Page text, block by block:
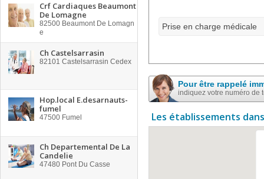
Crf Cardiaques Beaumont
De Lomagne
82500 Beaumont De Lomagn
e
Ch Castelsarrasin
82101 Castelsarrasin Cedex
Hop.local E.desarnauts-
fumel
47500 Fumel
Ch Departemental De La
Candelie
47480 Pont Du Casse
Prise en charge médicale
Pour être rappelé
indiquez votre numéro de
Les établissements